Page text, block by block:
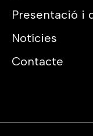
Presentació i
Notícies
Contacte